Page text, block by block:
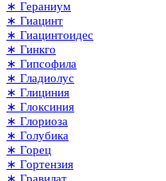
∗ Гераниум
∗ Гиацинт
∗ Гиацинтоидес
∗ Гинкго
∗ Гипсофила
∗ Гладиолус
∗ Глициния
∗ Глоксиния
∗ Глориоза
∗ Голубика
∗ Горец
∗ Гортензия
∗ Гравилат